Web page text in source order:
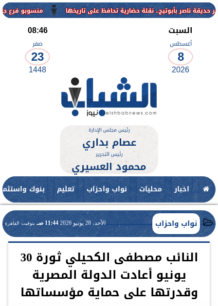
منسوبو فرع جامعة
السبت
أغسطس
8
2026
08:46
صفر
23
1448
رئيس مجلس الإدارة
عصام بداري
رئيس التحرير
محمود العسيري
اخبار محليات نواب واحزاب تعليم بنوك
نواب واحزاب الأحد، 28 يونيو 2026 11:44 صـ بتوقيت القاهرة
النائب مصطفى الكحيلي ثورة 30
يونيو أعادت الدولة المصرية
وقدرتها على حماية مؤسساتها